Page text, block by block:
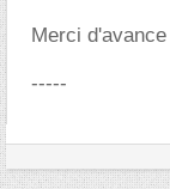
Merci d'avance
-----